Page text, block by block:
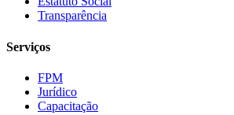
Transparência
Serviços
FPM
Jurídico
Capacitação